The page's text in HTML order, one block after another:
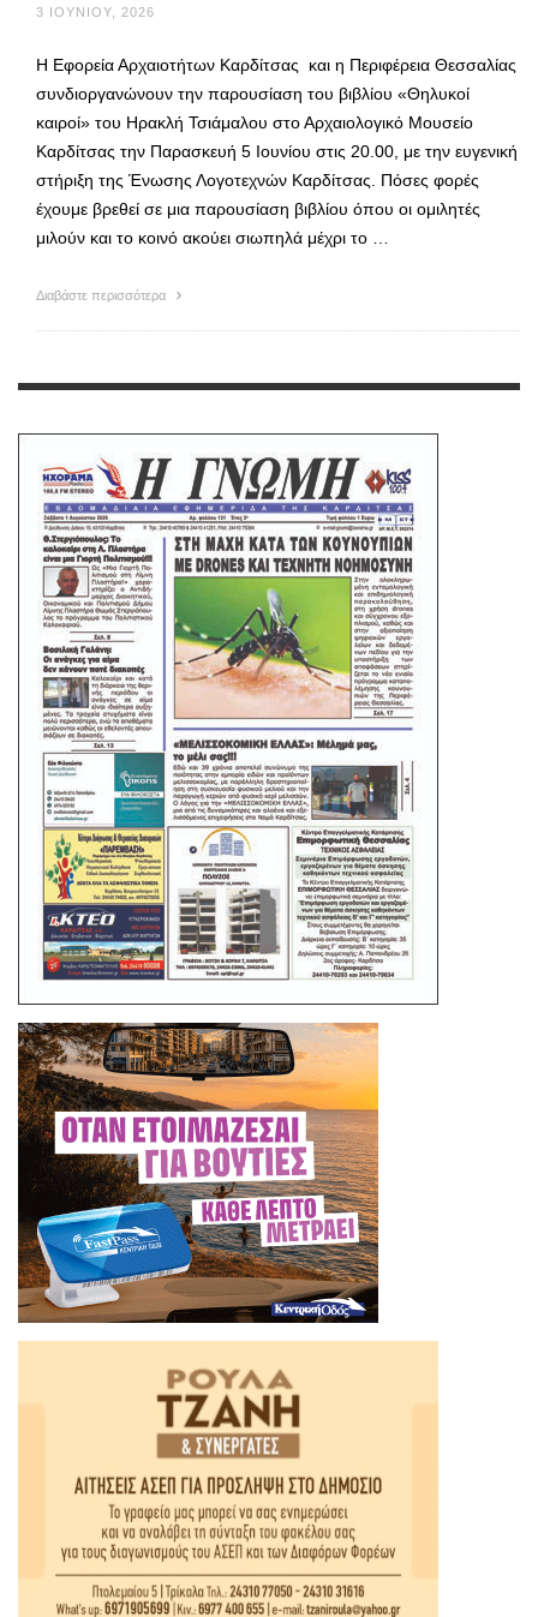
3 ΙΟΥΝΊΟΥ, 2026
Η Εφορεία Αρχαιοτήτων Καρδίτσας και η Περιφέρεια Θεσσαλίας
συνδιοργανώνουν την παρουσίαση του βιβλίου «Θηλυκοί
καιροί» του Ηρακλή Τσιάμαλου στο Αρχαιολογικό Μουσείο
Καρδίτσας την Παρασκευή 5 Ιουνίου στις 20.00, με την ευγενική
στήριξη της Ένωσης Λογοτεχνών Καρδίτσας. Πόσες φορές
έχουμε βρεθεί σε μια παρουσίαση βιβλίου όπου οι ομιλητές
μιλούν και το κοινό ακούει σιωπηλά μέχρι το …
Διαβάστε περισσότερα